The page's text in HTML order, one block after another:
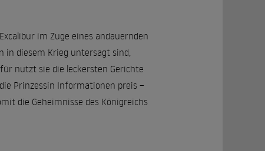
im Zuge eines andauernden
in diesem Krieg untersagt sind,
nutzt sie die leckersten Gerichte
Prinzessin Informationen preis –
die Geheimnisse des Königreichs